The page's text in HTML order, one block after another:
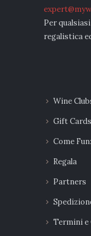
Per
regalistica
Wine
Gift Cards
Come
Regala
Partners
Termini e